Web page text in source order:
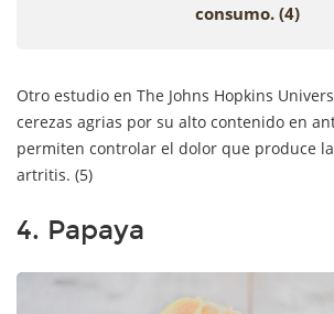
consumo. (4)
Otro estudio en The Johns Hopkins
cerezas agrias por su alto contenido en
permiten controlar el dolor que produce
artritis. (5)
4. Papaya